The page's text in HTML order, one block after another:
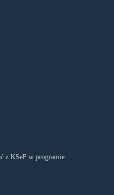
z KSeF w programie